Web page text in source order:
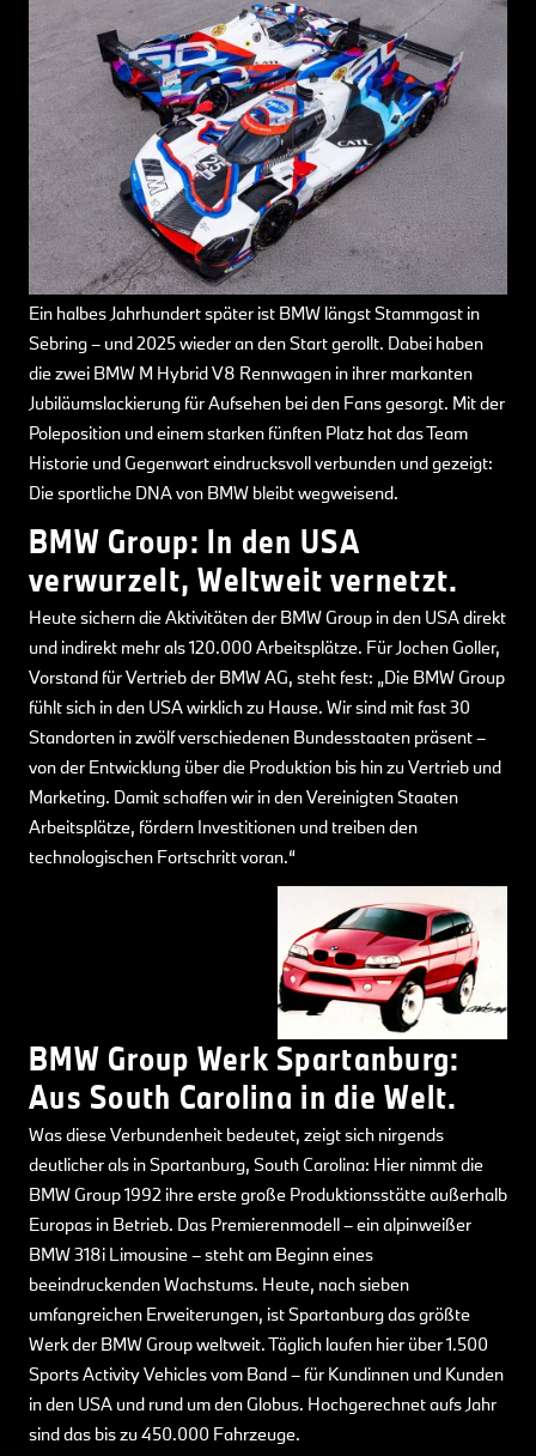
Ein halbes Jahrhundert später ist BMW längst Stammgast in
Sebring – und 2025 wieder an den Start gerollt. Dabei haben
die zwei BMW M Hybrid V8 Rennwagen in ihrer markanten
Jubiläumslackierung für Aufsehen bei den Fans gesorgt. Mit der
Poleposition und einem starken fünften Platz hat das Team
Historie und Gegenwart eindrucksvoll verbunden und gezeigt:
Die sportliche DNA von BMW bleibt wegweisend.
BMW Group: In den USA
verwurzelt, Weltweit vernetzt.
Heute sichern die Aktivitäten der BMW Group in den USA direkt
und indirekt mehr als 120.000 Arbeitsplätze. Für Jochen Goller,
Vorstand für Vertrieb der BMW AG, steht fest: „Die BMW Group
fühlt sich in den USA wirklich zu Hause. Wir sind mit fast 30
Standorten in zwölf verschiedenen Bundesstaaten präsent –
von der Entwicklung über die Produktion bis hin zu Vertrieb und
Marketing. Damit schaffen wir in den Vereinigten Staaten
Arbeitsplätze, fördern Investitionen und treiben den
technologischen Fortschritt voran.“
BMW Group Werk Spartanburg:
Aus South Carolina in die Welt.
Was diese Verbundenheit bedeutet, zeigt sich nirgends
deutlicher als in Spartanburg, South Carolina: Hier nimmt die
BMW Group 1992 ihre erste große Produktionsstätte außerhalb
Europas in Betrieb. Das Premierenmodell – ein alpinweißer
BMW 318i Limousine – steht am Beginn eines
beeindruckenden Wachstums. Heute, nach sieben
umfangreichen Erweiterungen, ist Spartanburg das größte
Werk der BMW Group weltweit. Täglich laufen hier über 1.500
Sports Activity Vehicles vom Band – für Kundinnen und Kunden
in den USA und rund um den Globus. Hochgerechnet aufs Jahr
sind das bis zu 450.000 Fahrzeuge.